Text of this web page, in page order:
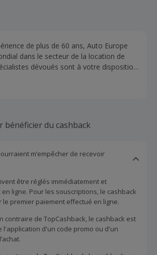
de plus de 60 ans, Auto Europe
dans le secteur de la location de
dévoués sont à votre disposition
et vous assister avant, pendant et
mais aussi le meilleur service possible.
bénéficier du cashback
m’empêcher de recevoir
être réglés immédiatement et
ligne. Pour les souscriptions, le cashback
le premier paiement effectué en ligne.
contraire de TopCashback, le cashback est
l'application d'un code promo ou d'un